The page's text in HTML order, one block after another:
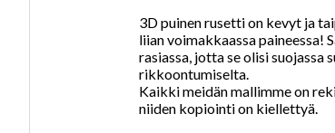
3D puinen rusetti on kevyt ja
liian voimakkaassa paineessa!
rasiassa, jotta se olisi
rikkoontumiselta.
Kaikki meidän mallimme on
niiden kopiointi on kiellettyä.